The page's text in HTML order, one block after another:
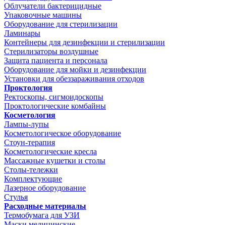
Облучатели бактерицидные
Упаковочные машины
Оборудование для стерилизации
Ламинары
Контейнеры для дезинфекции и стерилизации
Стерилизаторы воздушные
Защита пациента и персонала
Оборудование для мойки и дезинфекции
Установки для обеззараживания отходов
Проктология
Ректоскопы, сигмоидоскопы
Проктологические комбайны
Косметология
Лампы-лупы
Косметологическое оборудование
Стоун-терапия
Косметологические кресла
Массажные кушетки и столы
Столы-тележки
Комплектующие
Лазерное оборудование
Стулья
Расходные материалы
Термобумага для УЗИ